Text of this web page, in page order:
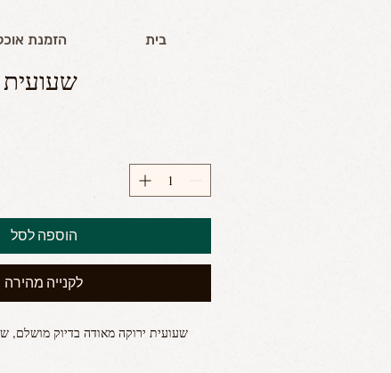
בית הזמנת
הוספה לסל
לקנייה מהירה
שעועית ירוקה מאודה בדיוק מושלם,